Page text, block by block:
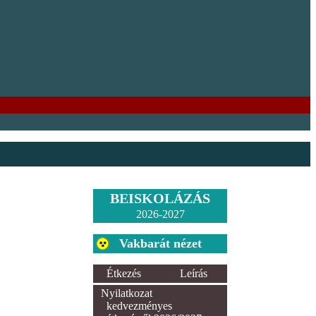
BEISKOLÁZÁS
2026-2027
Vakbarát nézet
Étkezés
Leírás
Nyilatkozat
kedvezményes